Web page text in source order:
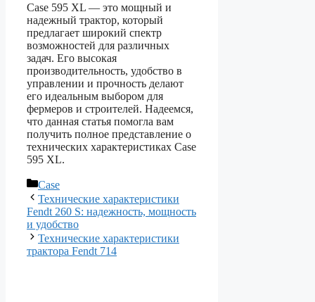
Case 595 XL — это мощный и
надежный трактор, который
предлагает широкий спектр
возможностей для различных
задач. Его высокая
производительность, удобство в
управлении и прочность делают
его идеальным выбором для
фермеров и строителей. Надеемся,
что данная статья помогла вам
получить полное представление о
технических характеристиках Case
595 XL.
Рубрики
Case
Технические характеристики
Fendt 260 S: надежность, мощность
и удобство
Технические характеристики
трактора Fendt 714